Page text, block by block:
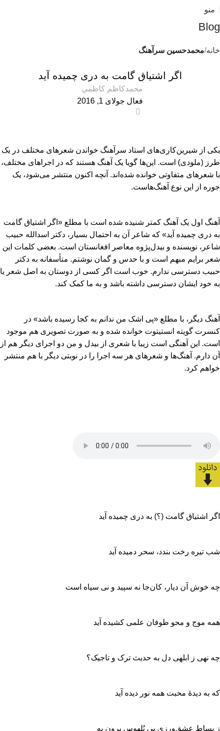
منو
Blog
خانه محمدحسین سرآهنگ
اگر اشتیاق گامت به دری چمیده آید
محمدكاظم كاظمي
فعال جولای 1, 2016
یکی از شیرین‌کاری‌های استاد سرآهنگ خواندن شعرهای مختلف در یک
طرز (ملودی) است. این‌ها گویا یک آهنگ هستند که در اجراهای مختلف،
با شعرهای متفاوتی خوانده شده‌اند. آنچه اکنون منتشر می‌شود، یک
جوره از این نوع آهنگ‌هاست.
آهنگ اول یک آهنگ کمتر شنیده شده است با مطلع «اگر اشتیاق گامت
به دری چمیده آید» که شاعر آن به احتمال بسیار، دکتر اسدالله حبیب
شاعر، نویسنده و بیدل‌پژوه معاصر افغانستان است. بعضی کلمات این
شعر برایم مبهم است و با حدس و گمان نوشتم. متأسفانه به دکتر
حبیب دسترسی ندارم. خوب است اگر کسی از دوستان به اصل شعر یا
به خود ایشان دسترسی داشته باشد و به ما کمک کند.
آهنگ دیگر، با مطلع «پی اشک من ندانم به کجا رسیده باشد» در
کنسرت گویته انستیتوت خوانده شده و به صورت تصویری هم موجود
است. این آهنگی است زیبا با شعری از بیدل و من دو اجرای دیگر هم از
آن دارم. آهنگ‌ها و شعرهای هر سه اجرا را در نوبتی دیگر با هم منتشر
خواهم کرد.
اگر اشتیاق گامت (؟) به دری چمیده آید
شب تیره رخت بندد، سحر دمیده آید
چه خوش آن دیار، کان‌جا نه سپید و نی سیاه است‌
همه موج و محو طوفان علمی کشیده آید
چه نهی ز ابلهی دل به حدیث ترک و تاجیک؟‌
که به دیدۀ محبت همه نور دیده آید
ز بساط عشق‌ورزی پی بُلهوس برون به